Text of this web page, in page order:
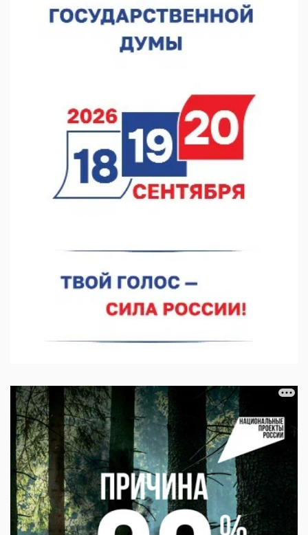
покраской телебашни
07.08.2026 11:20
В автобусах Арзамаса устанавливают терминалы оплаты
07.08.2026 11:03